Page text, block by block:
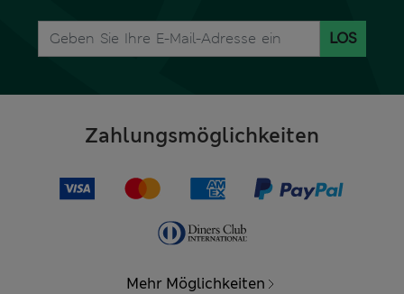
LOS
Zahlungsmöglichkeiten
Mehr Möglichkeiten